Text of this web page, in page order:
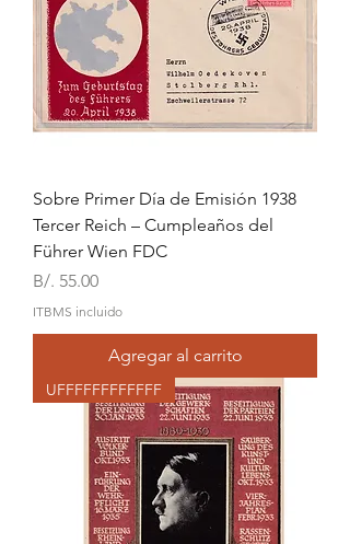
Sobre Primer Día de Emisión 1938
Tercer Reich – Cumpleaños del
Führer Wien FDC
Precio
B/. 55.00
ITBMS incluido
Agregar al carrito
UFFFFFFFFFFFF